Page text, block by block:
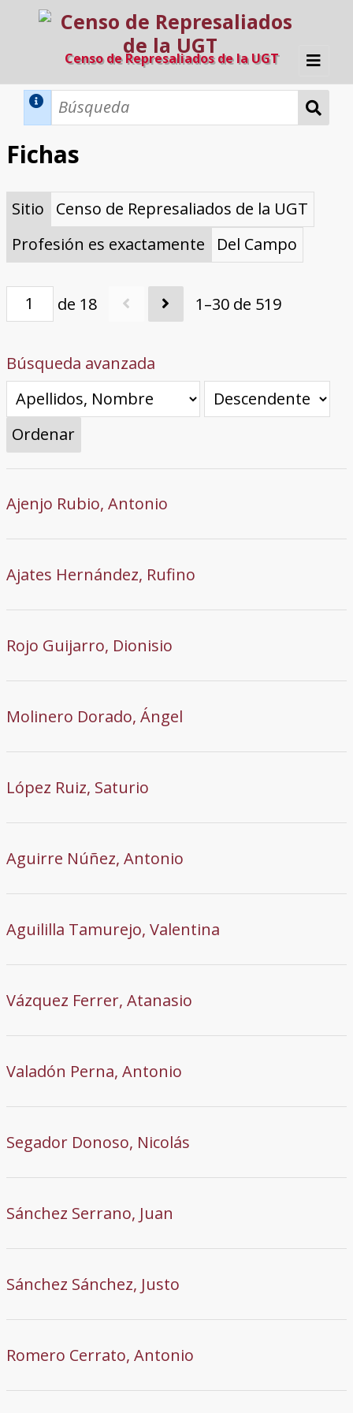
Censo de Represaliados de la UGT
Inicio
Directorio A-Z
Provincias de nacimiento
Profesión
Cárceles
Condenados a muerte
Condenados a muerte (con busca
dinámica)
Ejecutados
El proyecto
Razones y objetivos
El equipo
Colaboradores
Fuentes documentales
Fichas
Sitio
Censo de Represaliados de la UGT
Profesión es exactamente
Del Campo
de 18 1–30 de 519
Búsqueda avanzada
Ordenar
Ajenjo Rubio, Antonio
Ajates Hernández, Rufino
Rojo Guijarro, Dionisio
Molinero Dorado, Ángel
López Ruiz, Saturio
Aguirre Núñez, Antonio
Aguililla Tamurejo, Valentina
Vázquez Ferrer, Atanasio
Valadón Perna, Antonio
Segador Donoso, Nicolás
Sánchez Serrano, Juan
Sánchez Sánchez, Justo
Romero Cerrato, Antonio